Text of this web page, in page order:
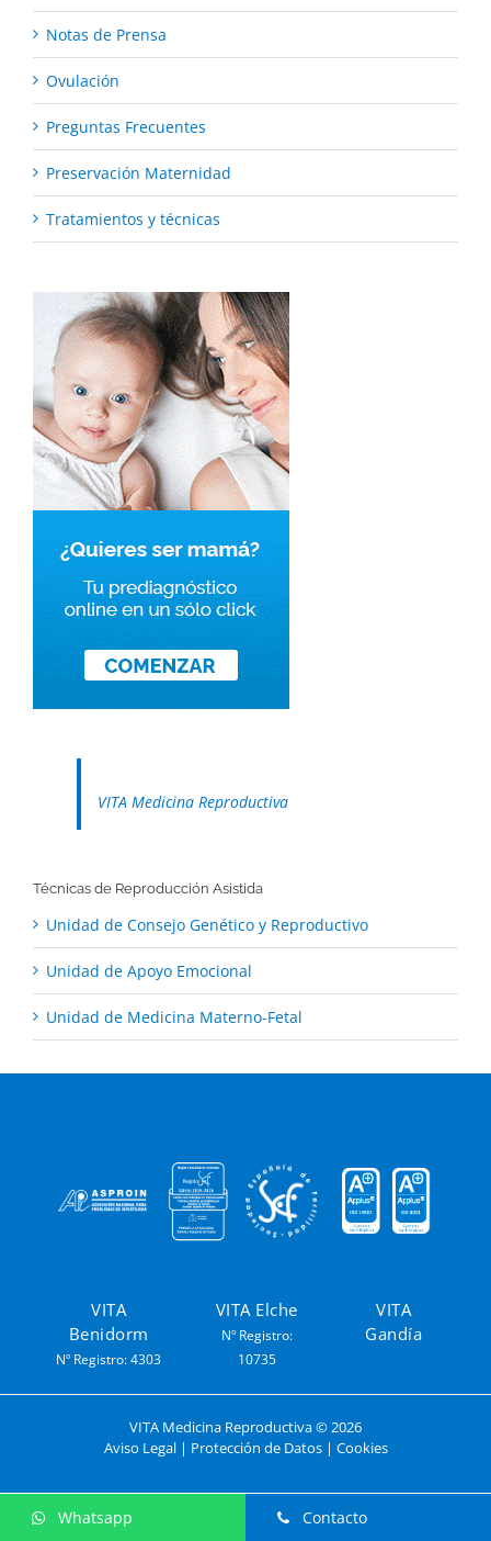
Notas de Prensa
Ovulación
Preguntas Frecuentes
Preservación Maternidad
Tratamientos y técnicas
VITA Medicina Reproductiva
Técnicas de Reproducción Asistida
Unidad de Consejo Genético y Reproductivo
Unidad de Apoyo Emocional
Unidad de Medicina Materno-Fetal
VITA
Benidorm
Nº Registro: 4303
VITA Elche
Nº Registro:
10735
VITA
Gandía
VITA Medicina Reproductiva ©2026
Aviso Legal| Protección de Datos| Cookies
Whatsapp Contacto